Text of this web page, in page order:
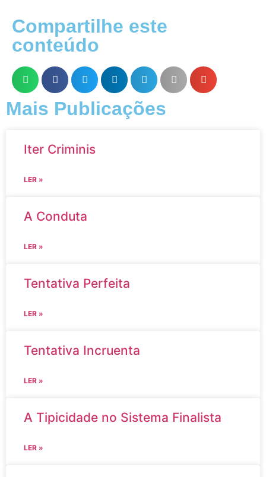
Compartilhe este
conteúdo
Mais Publicações
Iter Criminis
LER »
A Conduta
LER »
Tentativa Perfeita
LER »
Tentativa Incruenta
LER »
A Tipicidade no Sistema Finalista
LER »